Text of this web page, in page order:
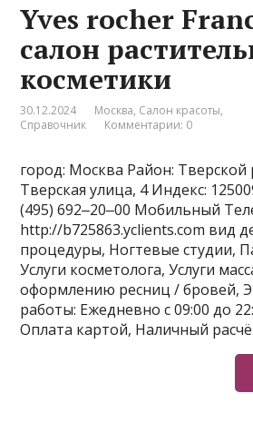
Yves rocher
салон
косметики
30.12.2024 Москва, Салон красоты,
Справочник
Комментарии: 0
город: Москва Район: Тверской
Тверская улица, 4 Индекс:
(495) 692‒20‒00 Мобильный
http://b725863.yclients.com вид
процедуры, Ногтевые студии,
Услуги косметолога, Услуги
оформлению ресниц / бровей,
работы: Ежедневно с 09:00 до
Оплата картой, Наличный